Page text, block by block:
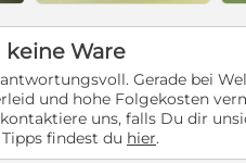
keine Ware
Gerade bei
und hohe Folgekosten
uns, falls Du dir
findest du hier.